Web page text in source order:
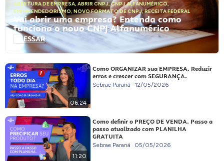
ABERTURA DE EMPRESA, ABRIR CNPJ,CNPJ ALFANUMÉRICO,
EMPREENDEDORISMO, NOVO FORMATO DE CNPJ,RECEITA FEDERAL
Vai abrir uma empresa? Entenda como
funciona o novo CNPJ Alfanumérico
ACESSAR
06:24
Como ORGANIZAR sua EMPRESA. Reduzir
erros e crescer com SEGURANÇA.
Sebrae Paraná 12/05/2026
11:20
Como definir o PREÇO DE VENDA. Passo a
passo atualizado com PLANILHA
GRATUITA
Sebrae Paraná 05/05/2026